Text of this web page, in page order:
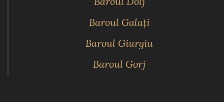
Baroul Galaţi
Baroul Giurgiu
Baroul Gorj